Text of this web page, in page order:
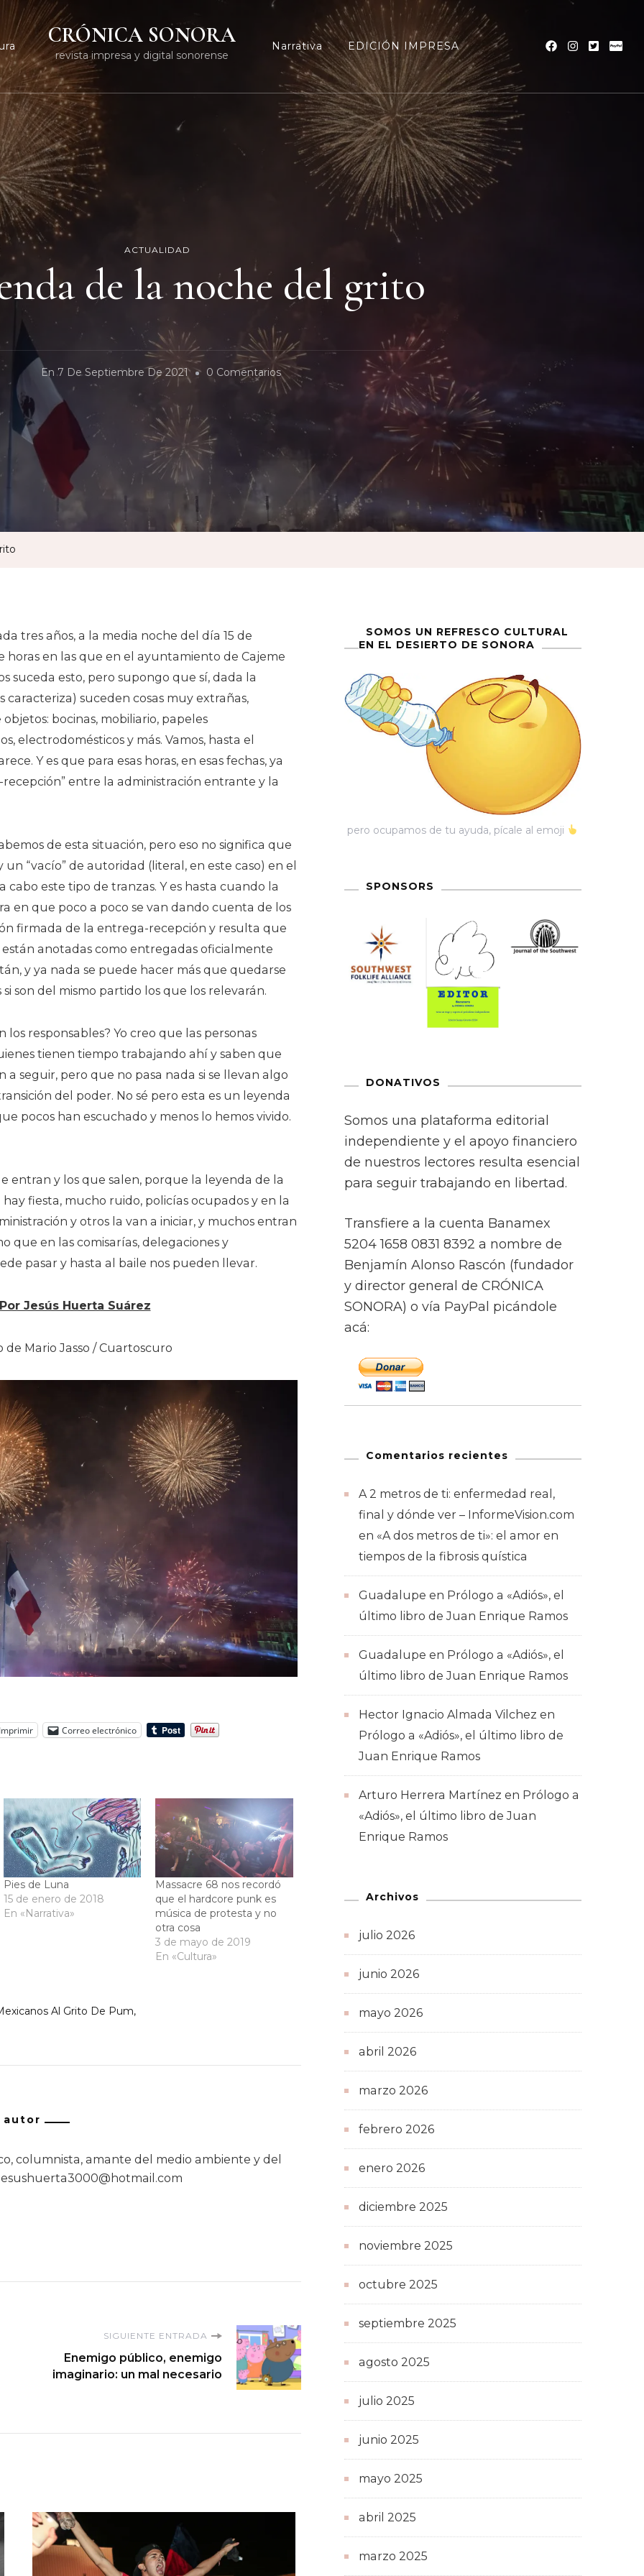
CRÓNICA SONORA
revista impresa y digital sonorense
Narrativa EDICIÓN IMPRESA
ACTUALIDAD
de la noche del grito
En7 De Septiembre De 2021 0 ComentariosEn
La
La
Noche
Grito
tres años, a la media noche del día 15 de
horas en las que en el ayuntamiento de Cajeme
suceda esto, pero supongo que sí, dada la
caracteriza) suceden cosas muy extrañas,
bocinas, mobiliario, papeles
electrodomésticos y más. Vamos, hasta el
Y es que para esas horas, en esas fechas, ya
entre la administración entrante y la
de esta situación, pero eso no significa que
un “vacío” de autoridad (literal, en este caso) en el
cabo este tipo de tranzas. Y es hasta cuando la
en que poco a poco se van dando cuenta de los
firmada de la entrega-recepción y resulta que
están anotadas como entregadas oficialmente
y ya nada se puede hacer más que quedarse
son del mismo partido los que los relevarán.
los responsables? Yo creo que las personas
tienen tiempo trabajando ahí y saben que
a seguir, pero que no pasa nada si se llevan algo
del poder. No sé pero esta es un leyenda
pocos han escuchado y menos lo hemos vivido.
entran y los que salen, porque la leyenda de la
fiesta, mucho ruido, policías ocupados y en la
y otros la van a iniciar, y muchos entran
que en las comisarías, delegaciones y
pasar y hasta al baile nos pueden llevar.
Jesús Huerta Suárez
de Mario Jasso / Cuartoscuro
Correo electrónico
Pies de Luna
15 de enero de 2018
En «Narrativa»
Massacre 68 nos recordó
que el hardcore punk es
música de protesta y no
otra cosa
3 de mayo de 2019
En «Cultura»
Al Grito De Pum
autor
columnista, amante del medio ambiente y del
jesushuerta3000@hotmail.com
SIGUIENTE ENTRADA
Enemigo público, enemigo
imaginario: un mal necesario
SOMOS UN REFRESCO CULTURAL
EN EL DESIERTO DE SONORA
pero ocupamos de tu ayuda, pícale al emoji
SPONSORS
DONATIVOS
Somos una plataforma editorial
independiente y el apoyo financiero
de nuestros lectores resulta esencial
para seguir trabajando en libertad.
Transfiere a la cuenta Banamex
5204 1658 0831 8392 a nombre de
Benjamín Alonso Rascón (fundador
y director general de CRÓNICA
SONORA) o vía PayPal picándole
acá:
Comentarios recientes
A 2 metros de ti: enfermedad real,
final y dónde ver – InformeVision.com
en «A dos metros de ti»: el amor en
tiempos de la fibrosis quística
Guadalupe en Prólogo a «Adiós», el
último libro de Juan Enrique Ramos
Guadalupe en Prólogo a «Adiós», el
último libro de Juan Enrique Ramos
Hector Ignacio Almada Vilchez en
Prólogo a «Adiós», el último libro de
Juan Enrique Ramos
Arturo Herrera Martínez en Prólogo a
«Adiós», el último libro de Juan
Enrique Ramos
Archivos
julio 2026
junio 2026
mayo 2026
abril 2026
marzo 2026
febrero 2026
enero 2026
diciembre 2025
noviembre 2025
octubre 2025
septiembre 2025
agosto 2025
julio 2025
junio 2025
mayo 2025
abril 2025
marzo 2025